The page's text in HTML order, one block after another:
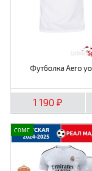
Футболка Aero yo
1 190₽
COME